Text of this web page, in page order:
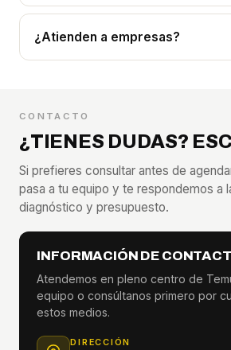
¿Atienden a empresas?
CONTACTO
¿TIENES DUDAS?
Si prefieres consultar antes de
pasa a tu equipo y te respondemos a
diagnóstico y presupuesto.
INFORMACIÓN DE
Atendemos en pleno centro de
equipo o consúltanos primero por
estos medios.
DIRECCIÓN